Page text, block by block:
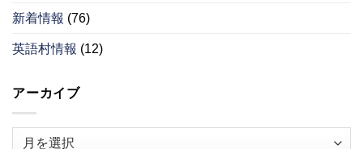
新着情報 (76)
英語村情報 (12)
アーカイブ